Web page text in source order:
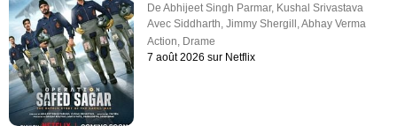
DeAbhijeet Singh Parmar, Kushal Srivastava
AvecSiddharth,Jimmy Shergill ,Abhay Verma
Action, Drame
7 août 2026 sur Netflix